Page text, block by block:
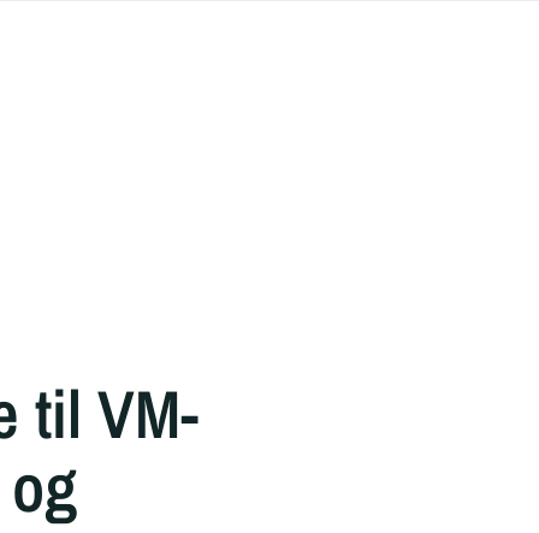
til VM-